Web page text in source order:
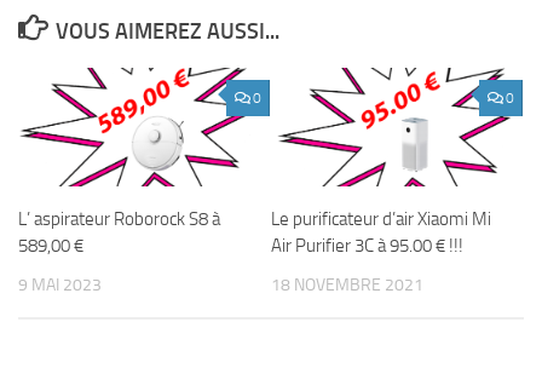
VOUS AIMEREZ AUSSI...
0
L’ aspirateur Roborock S8 à
589,00 €
9 MAI 2023
0
Le purificateur d’air Xiaomi Mi
Air Purifier 3C à 95.00 € !!!
18 NOVEMBRE 2021